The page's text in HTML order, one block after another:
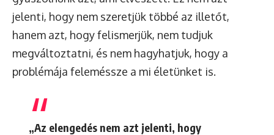
jelenti, hogy nem szeretjük többé az illetőt,
hanem azt, hogy felismerjük, nem tudjuk
megváltoztatni, és nem hagyhatjuk, hogy a
problémája feleméssze a mi életünket is.
„Az elengedés nem azt jelenti, hogy